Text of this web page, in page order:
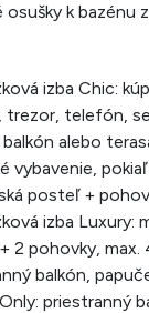
osušky k bazénu
izba Chic:
trezor, telefón,
alebo
vybavenie,
posteľ +
izba Luxury:
2 pohovky, max.
balkón,
priestranný